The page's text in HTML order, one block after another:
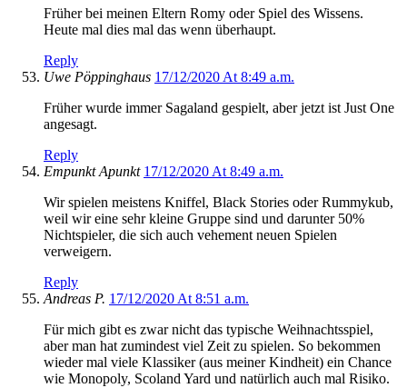
Früher bei meinen Eltern Romy oder Spiel des Wissens.
Heute mal dies mal das wenn überhaupt.
Reply
Uwe Pöppinghaus 17/12/2020 At 8:49 a.m.
Früher wurde immer Sagaland gespielt, aber jetzt ist Just One
angesagt.
Reply
Empunkt Apunkt 17/12/2020 At 8:49 a.m.
Wir spielen meistens Kniffel, Black Stories oder Rummykub,
weil wir eine sehr kleine Gruppe sind und darunter 50%
Nichtspieler, die sich auch vehement neuen Spielen
verweigern.
Reply
Andreas P. 17/12/2020 At 8:51 a.m.
Für mich gibt es zwar nicht das typische Weihnachtsspiel,
aber man hat zumindest viel Zeit zu spielen. So bekommen
wieder mal viele Klassiker (aus meiner Kindheit) ein Chance
wie Monopoly, Scoland Yard und natürlich auch mal Risiko.